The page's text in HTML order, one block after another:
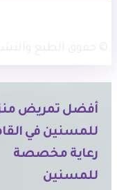
أفضل تمريض
للمسنين في
رعاية مخصصة
للمسنين